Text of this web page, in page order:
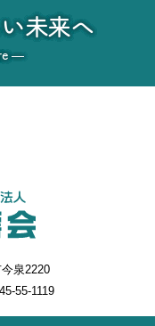
未来へ
―
泉2220
55-1119